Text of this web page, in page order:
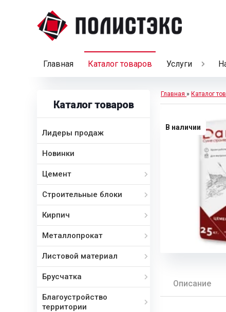
Главная Каталог товаров Услуги
Каталог товаров
Лидеры продаж
Новинки
Цемент
Строительные блоки
Кирпич
Металлопрокат
Листовой материал
Брусчатка
Благоустройство
территории
Главная » Каталог
В наличии
Описание